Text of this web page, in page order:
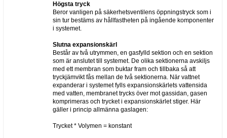
Högsta tryck
Beror vanligen på säkerhetsventilens öppningstryck som i
sin tur bestäms av hållfastheten på ingående komponenter
i systemet.
Slutna expansionskärl
Består av två utrymmen, en gasfylld sektion och en sektion
som är anslutet till systemet. De olika sektionerna avskiljs
med ett membran som buktar fram och tillbaka så att
tryckjämvikt fås mellan de två sektionerna. När vattnet
expanderar i systemet fylls expansionskärlets vattensida
med vatten, membranet trycks över mot gassidan, gasen
komprimeras och trycket i expansionskärlet stiger. Här
gäller i princip allmänna gaslagen:
Trycket * Volymen = konstant